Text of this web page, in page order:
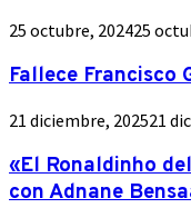
25 octubre, 202425
Fallece Francisco
21 diciembre, 202521
«El Ronaldinho
con Adnane